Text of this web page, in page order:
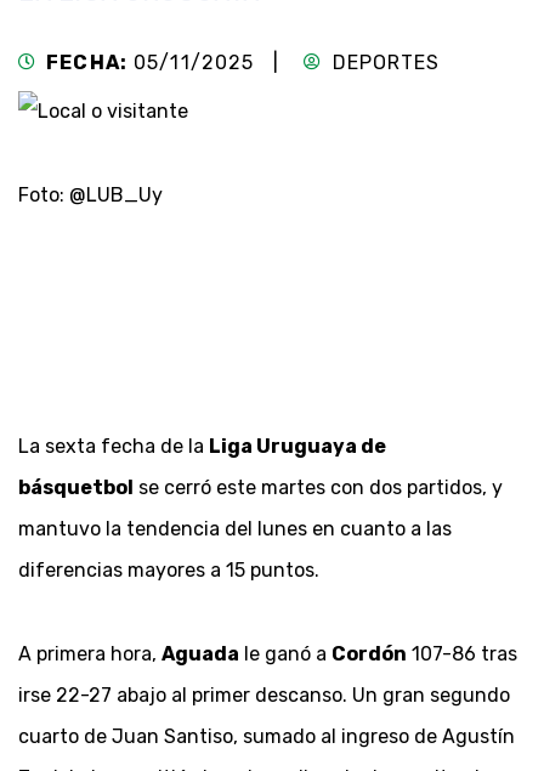
FECHA: 05/11/2025 | DEPORTES
Foto: @LUB_Uy
La sexta fecha de la Liga Uruguaya de
básquetbol se cerró este martes con dos partidos, y
mantuvo la tendencia del lunes en cuanto a las
diferencias mayores a 15 puntos.
A primera hora, Aguada le ganó a Cordón 107-86 tras
irse 22-27 abajo al primer descanso. Un gran segundo
cuarto de Juan Santiso, sumado al ingreso de Agustín